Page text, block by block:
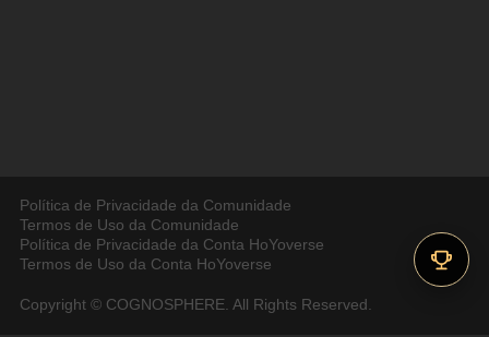
Política de Privacidade da Comunidade
Termos de Uso da Comunidade
Política de Privacidade da Conta HoYoverse
Termos de Uso da Conta HoYoverse
Copyright © COGNOSPHERE. All Rights Reserved.